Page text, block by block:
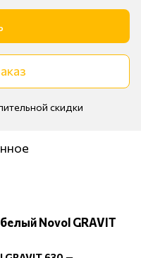
скидки
Novol GRAVIT